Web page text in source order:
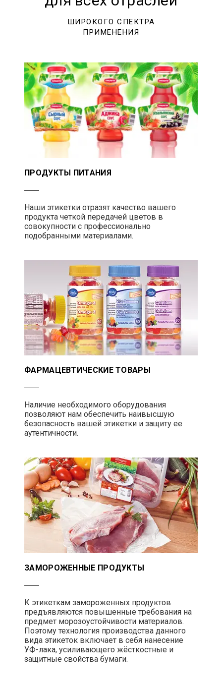
ШИРОКОГО СПЕКТРА
ПРИМЕНЕНИЯ
ПРОДУКТЫ ПИТАНИЯ
Наши этикетки отразят качество вашего
продукта четкой передачей цветов в
совокупности с профессионально
подобранными материалами.
ФАРМАЦЕВТИЧЕСКИЕ ТОВАРЫ
Наличие необходимого оборудования
позволяют нам обеспечить наивысшую
безопасность вашей этикетки и защиту ее
аутентичности.
ЗАМОРОЖЕННЫЕ ПРОДУКТЫ
К этикеткам замороженных продуктов
предъявляются повышенные требования на
предмет морозоустойчивости материалов.
Поэтому технология производства данного
вида этикеток включает в себя нанесение
УФ-лака, усиливающего жёсткостные и
защитные свойства бумаги.